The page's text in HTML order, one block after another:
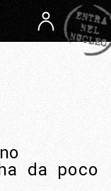
da poco